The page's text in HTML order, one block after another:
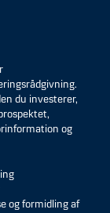
du investerer,
og
og formidling af